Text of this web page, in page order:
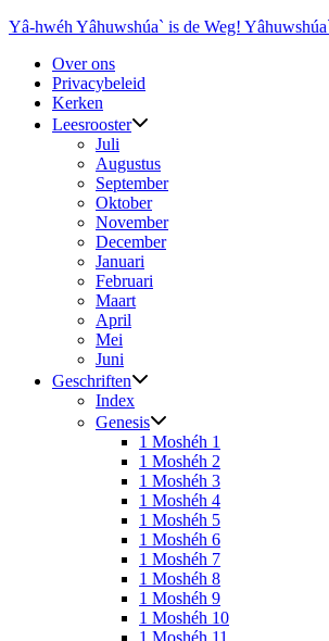
Ga
inhoud
Yâ-hwéh Yâhuwshúa` is de Weg!
Over ons
Privacybeleid
Kerken
Leesrooster
Juli
Augustus
September
Oktober
November
December
Januari
Februari
Maart
April
Mei
Juni
Geschriften
Index
Genesis
1 Moshéh 1
1 Moshéh 2
1 Moshéh 3
1 Moshéh 4
1 Moshéh 5
1 Moshéh 6
1 Moshéh 7
1 Moshéh 8
1 Moshéh 9
1 Moshéh 10
1 Moshéh 11